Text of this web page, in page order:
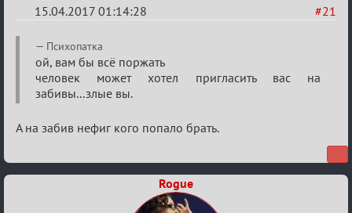
#21
15.04.2017 01:14:28
Re:
Околофутбольщики
есть?
Психопатка
ой, вам бы всё поржать
человек может хотел пригласить вас на
забивы...злые вы.
А на забив нефиг кого попало брать.
Rogue